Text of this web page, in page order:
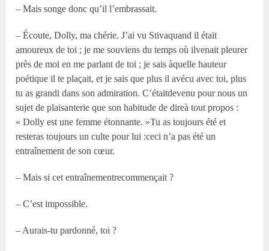
– Mais songe donc qu’il l’embrassait.
– Écoute, Dolly, ma chérie. J’ai vu Stivaquand il était
amoureux de toi ; je me souviens du temps où ilvenait pleurer
près de moi en me parlant de toi ; je sais àquelle hauteur
poétique il te plaçait, et je sais que plus il avécu avec toi, plus
tu as grandi dans son admiration. C’étaitdevenu pour nous un
sujet de plaisanterie que son habitude de direà tout propos :
« Dolly est une femme étonnante. »Tu as toujours été et
resteras toujours un culte pour lui :ceci n’a pas été un
entraînement de son cœur.
– Mais si cet entraînementrecommençait ?
– C’est impossible.
– Aurais-tu pardonné, toi ?